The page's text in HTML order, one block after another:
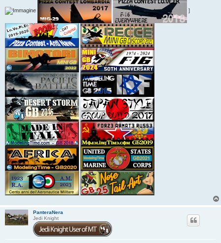
]
PanteraNera
Jedi Knight